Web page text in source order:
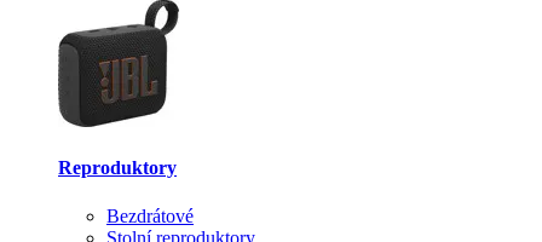
Reproduktory
Bezdrátové
Stolní reproduktory